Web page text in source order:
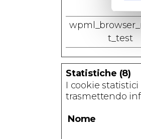
t_test
Statistiche (8)
I cookie
trasmettendo
Nome